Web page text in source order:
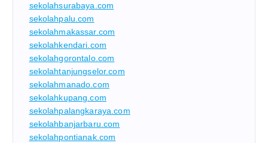
sekolahsurabaya.com
sekolahpalu.com
sekolahmakassar.com
sekolahkendari.com
sekolahgorontalo.com
sekolahtanjungselor.com
sekolahmanado.com
sekolahkupang.com
sekolahpalangkaraya.com
sekolahbanjarbaru.com
sekolahpontianak.com